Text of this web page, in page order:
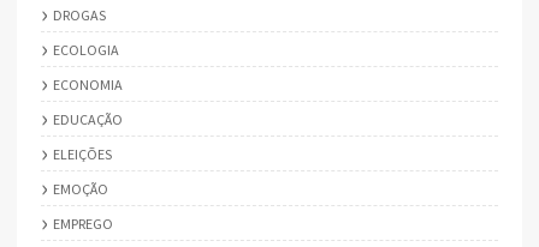
DROGAS
ECOLOGIA
ECONOMIA
EDUCAÇÃO
ELEIÇÕES
EMOÇÃO
EMPREGO